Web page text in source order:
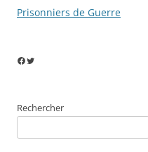
Prisonniers de Guerre
Facebook
Twitter
Rechercher